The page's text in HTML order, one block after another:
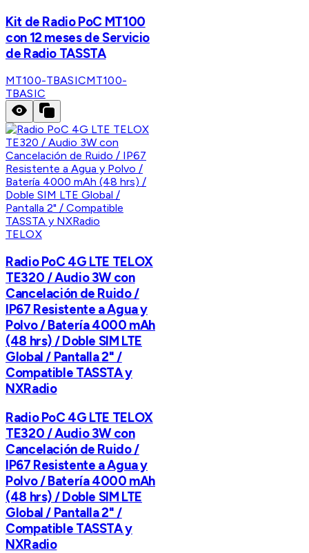
Kit de Radio PoC MT100
con 12 meses de Servicio
de Radio TASSTA
MT100-TBASICMT100-
TBASIC
TELOX
Radio PoC 4G LTE TELOX
TE320 / Audio 3W con
Cancelación de Ruido /
IP67 Resistente a Agua y
Polvo / Batería 4000 mAh
(48 hrs) / Doble SIM LTE
Global / Pantalla 2" /
Compatible TASSTA y
NXRadio
Radio PoC 4G LTE TELOX
TE320 / Audio 3W con
Cancelación de Ruido /
IP67 Resistente a Agua y
Polvo / Batería 4000 mAh
(48 hrs) / Doble SIM LTE
Global / Pantalla 2" /
Compatible TASSTA y
NXRadio